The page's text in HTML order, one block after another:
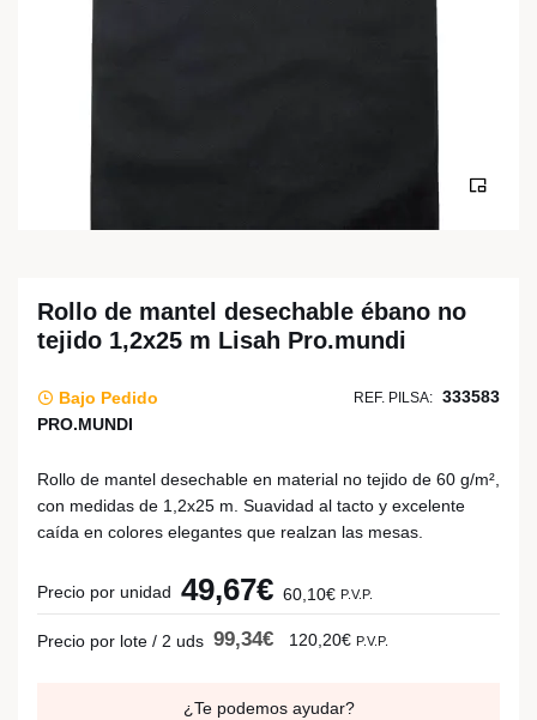
Rollo de mantel desechable ébano no
tejido 1,2x25 m Lisah Pro.mundi
Bajo Pedido REF. PILSA: 333583
PRO.MUNDI
Rollo de mantel desechable en material no tejido de 60 g/m²,
con medidas de 1,2x25 m. Suavidad al tacto y excelente
caída en colores elegantes que realzan las mesas.
Precio por unidad 49,67€ 60,10€ P.V.P.
Precio por lote / 2 uds 99,34€ 120,20€ P.V.P.
¿Te podemos ayudar?